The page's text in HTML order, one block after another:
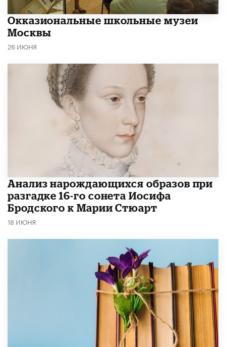
​Окказиональные школьные музеи
Москвы
26 ИЮНЯ
Анализ нарождающихся образов при
разгадке 16-го сонета Иосифа
Бродского к Марии Стюарт
18 ИЮНЯ